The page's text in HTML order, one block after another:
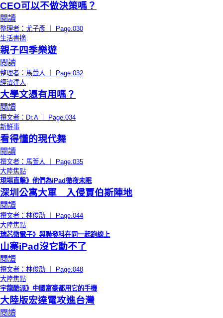
CEO可以不做決策嗎？
閱讀
整理者：尤子彥 ｜ Page.030
生活書摘
親子四季樂遊
閱讀
整理者：馬萱人 ｜ Page.032
經濟達人
大學文憑有用嗎？
閱讀
撰文者：Dr.A ｜ Page.034
新鮮事
看得懂的現代舞
閱讀
撰文者：馬萱人 ｜ Page.035
大陸焦點
現場直擊》他們為iPad徹夜未眠
深圳公寓大軍 入侵賈伯斯陣地
閱讀
撰文者：林俊劭 ｜ Page.044
大陸焦點
瑞芯微電子》與聯發科在同一起跑線上
山寨iPad沒它動不了
閱讀
撰文者：林俊劭 ｜ Page.048
大陸焦點
宇龍酷派》中國富豪都用它的手機
大陸版宏達電攻進台灣
閱讀